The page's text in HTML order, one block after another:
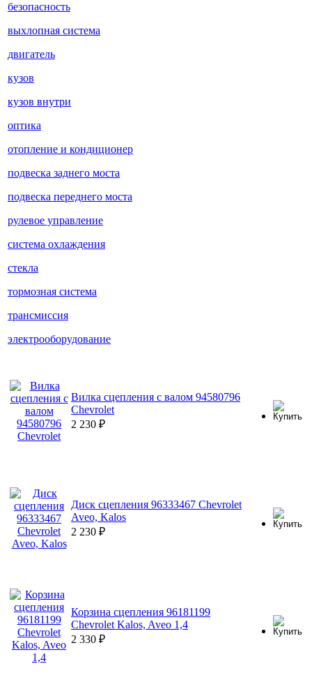
безопасность
выхлопная система
двигатель
кузов
кузов внутри
оптика
отопление и кондиционер
подвеска заднего моста
подвеска переднего моста
рулевое управление
система охлаждения
стекла
тормозная система
трансмиссия
электрооборудование
Вилка сцепления с валом 94580796
Chevrolet
2 230 ₽
Диск сцепления 96333467 Chevrolet
Aveo, Kalos
2 230 ₽
Корзина сцепления 96181199
Chevrolet Kalos, Aveo 1,4
2 330 ₽